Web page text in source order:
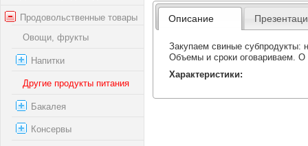
Продовольственные товары
Овощи, фрукты
Напитки
Другие продукты питания
Бакалея
Консервы
Описание
Закупаем свиные субпродукты:
Объемы и сроки оговариваем. О
Характеристики: